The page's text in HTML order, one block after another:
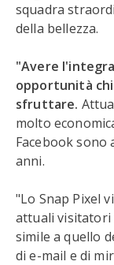
squadra
della bellezza.
"Avere
opportunità
sfruttare.
molto
Facebook
anni.
"Lo Snap Pixel
attuali visitatori
simile a quello
di e-mail e di